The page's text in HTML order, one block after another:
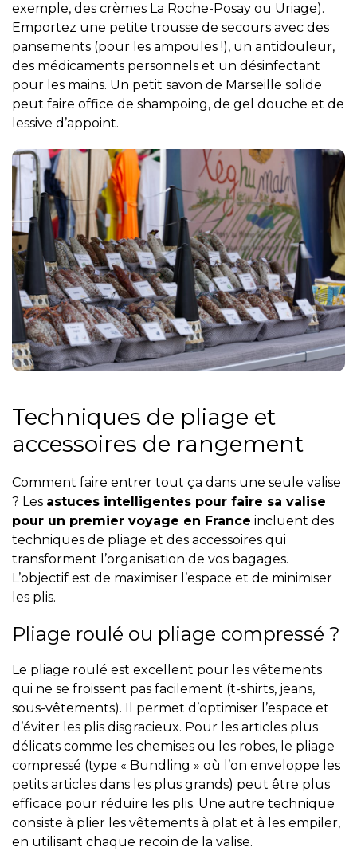
exemple, des crèmes La Roche-Posay ou Uriage).
Emportez une petite trousse de secours avec des
pansements (pour les ampoules !), un antidouleur,
des médicaments personnels et un désinfectant
pour les mains. Un petit savon de Marseille solide
peut faire office de shampoing, de gel douche et de
lessive d’appoint.
Techniques de pliage et
accessoires de rangement
Comment faire entrer tout ça dans une seule valise
? Les astuces intelligentes pour faire sa valise
pour un premier voyage en France incluent des
techniques de pliage et des accessoires qui
transforment l’organisation de vos bagages.
L’objectif est de maximiser l’espace et de minimiser
les plis.
Pliage roulé ou pliage compressé ?
Le pliage roulé est excellent pour les vêtements
qui ne se froissent pas facilement (t-shirts, jeans,
sous-vêtements). Il permet d’optimiser l’espace et
d’éviter les plis disgracieux. Pour les articles plus
délicats comme les chemises ou les robes, le pliage
compressé (type « Bundling » où l’on enveloppe les
petits articles dans les plus grands) peut être plus
efficace pour réduire les plis. Une autre technique
consiste à plier les vêtements à plat et à les empiler,
en utilisant chaque recoin de la valise.